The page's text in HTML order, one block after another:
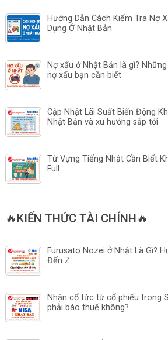
Hướng Dẫn Cách Kiểm Tra Nợ
Dụng Ở Nhật Bản
Nợ xấu ở Nhật Bản là gì?
nợ xấu bạn cần biết
Cập Nhật Lãi Suất Biến Động
Nhật Bản và xu hướng sắp tới
Từ Vựng Tiếng Nhật Cần Biết
Full
🔥KIẾN THỨC TÀI CHÍNH🔥
Furusato Nozei ở Nhật Là Gì?
Đến Z
Nhận cổ tức từ cổ phiếu trong
phải báo thuế không?